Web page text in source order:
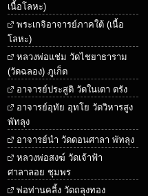
เนื้อโลหะ)
พระเกจิอาจารย์ภาคใต้ (เนื้อ
โลหะ)
หลวงพ่อแช่ม วัดไชยาธาราม
(วัดฉลอง) ภูเก็ต
อาจารย์ประสูติ วัดในเตา ตรัง
อาจารย์อุทัย อุทโย วัดวิหารสูง
พัทลุง
อาจารย์นำ วัดดอนศาลา พัทลุง
หลวงพ่อสงฆ์ วัดเจ้าฟ้า
ศาลาลอย ชุมพร
พ่อท่านคลิ้ง วัดถลุงทอง